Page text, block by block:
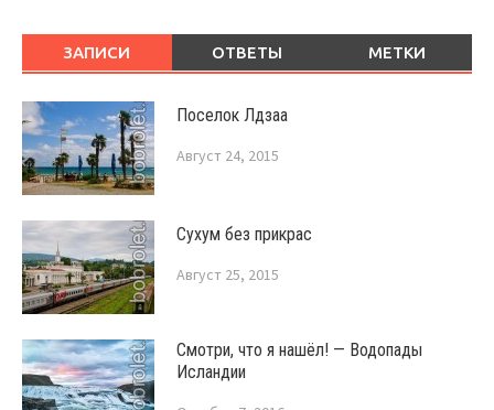
ЗАПИСИ ОТВЕТЫ МЕТКИ
Поселок Лдзаа
Август 24, 2015
Сухум без прикрас
Август 25, 2015
Смотри, что я нашёл! — Водопады
Исландии